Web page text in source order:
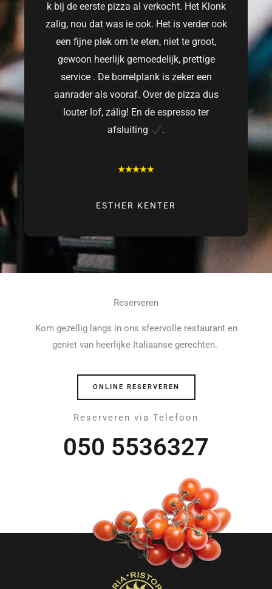
k bij de eerste pizza al verkocht. Het Klonk
zalig, nou dat was ie ook. Het is verder ook
een fijne plek om te eten, niet te groot,
gewoon heerlijk gemoedelijk, prettige
service . De borrelplank is zeker een
aanrader als vooraf. Over de pizza dus
louter lof, zálig! En de espresso ter
afsluiting
.
ESTHER KENTER
Reserveren
Kom gezellig langs in ons sfeervolle restaurant en
geniet van heerlijke Italiaanse gerechten.
ONLINE RESERVEREN
Reserveren via Telefoon
050 5536327